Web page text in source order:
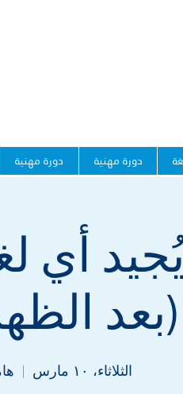
دورة مهنية دورة مهنية
أي
(بعد
الثلاثاء، ١٠ مارس
  |